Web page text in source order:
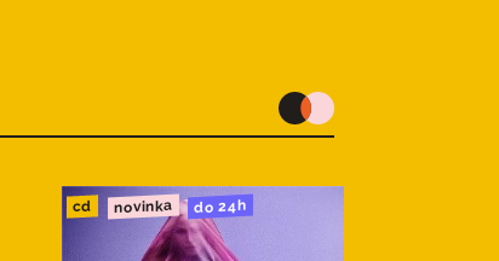
cd novinka do 24h